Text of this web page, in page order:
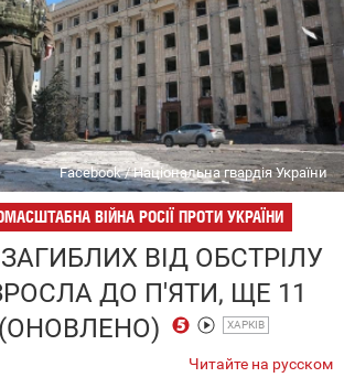
Facebook / Національна гвардія України
ВІЙНА РОСІЇ ПРОТИ УКРАЇНИ
ЗАГИБЛИХ ВІД ОБСТРІЛУ
ДО П'ЯТИ, ЩЕ 11
ХАРКІВ
Читайте на русском